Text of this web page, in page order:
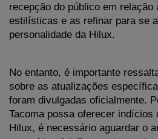
recepção do público em relação
estilísticas e as refinar para se
personalidade da Hilux.
No entanto, é importante
sobre as atualizações
foram divulgadas oficialmente.
Tacoma possa oferecer
Hilux, é necessário aguardar o